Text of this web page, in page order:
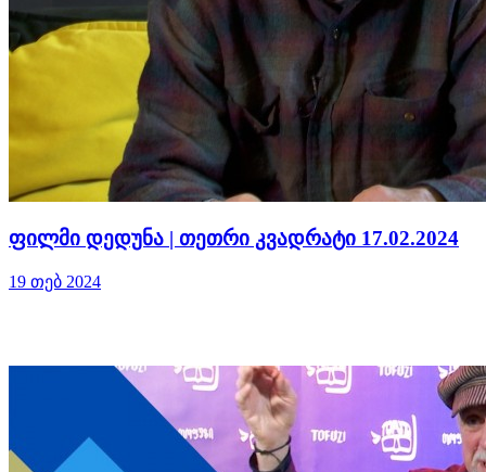
ფილმი დედუნა | თეთრი კვადრატი 17.02.2024
19 თებ 2024